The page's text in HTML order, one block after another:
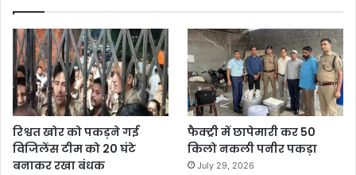
रिश्वत खोर को पकड़ने गई
विजिलेंस टीम को 20 घंटे
बनाकर रखा बंधक
फैक्ट्री में छापेमारी कर 50
किलो नकली पनीर पकड़ा
July 29, 2026